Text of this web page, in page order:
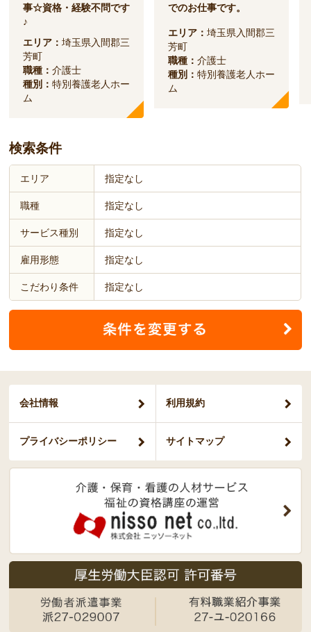
事☆資格・経験不問です
♪
エリア：埼玉県入間郡三
芳町
職種：介護士
種別：特別養護老人ホー
ム
でのお仕事です。
エリア：埼玉県入間郡三
芳町
職種：介護士
種別：特別養護老人ホー
ム
検索条件
エリア 指定なし
職種 指定なし
サービス種別 指定なし
雇用形態 指定なし
こだわり条件 指定なし
会社情報 利用規約
プライバシーポリシー サイトマップ